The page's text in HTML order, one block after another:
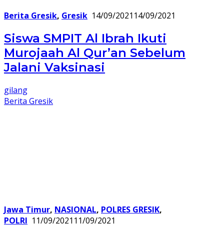
Berita Gresik, Gresik 14/09/2021 14/09/2021
Siswa SMPIT Al Ibrah Ikuti
Murojaah Al Qur’an Sebelum
Jalani Vaksinasi
gilang
Berita Gresik
Jawa Timur, NASIONAL, POLRES GRESIK,
POLRI 11/09/2021 11/09/2021